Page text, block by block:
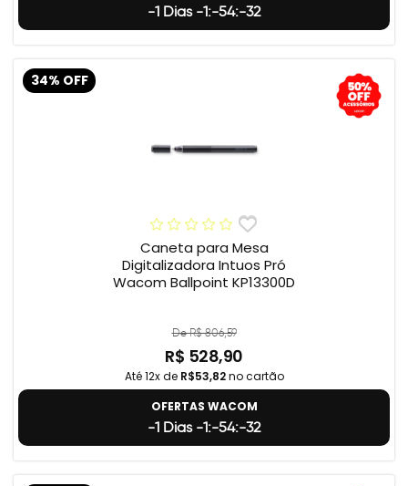
-1 Dias -1:-54:-33
34% OFF
Caneta para Mesa
Digitalizadora Intuos Pró
Wacom Ballpoint KP13300D
De R$ 806,59
R$ 528,90
Até 12x de R$53,82no cartão
OFERTAS WACOM
-1 Dias -1:-54:-33